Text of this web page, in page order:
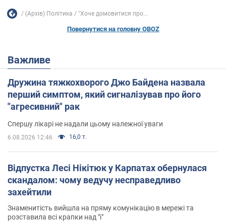
(Архів) Політика "Хоче домовитися про...
Повернутися на головну OBOZ
Важливе
Дружина тяжкохворого Джо Байдена назвала
перший симптом, який сигналізував про його
"агресивний" рак
Спершу лікарі не надали цьому належної уваги
6.08.2026 12:46 16,0 т.
Відпустка Лесі Нікітюк у Карпатах обернулася
скандалом: чому ведучу несправедливо
захейтили
Знаменитість вийшла на пряму комунікацію в мережі та
розставила всі крапки над "і"